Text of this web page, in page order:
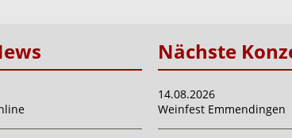
Nächste
14.08.2026
Weinfest Emmendingen